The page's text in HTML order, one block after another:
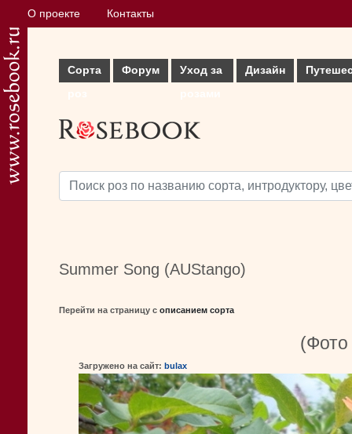
О проекте Контакты
Сорта
Форум
Уход за
Дизайн
Summer Song (AUStango)
Перейти на страницу с описанием сорта
(Фото
Загружено на сайт: bulax